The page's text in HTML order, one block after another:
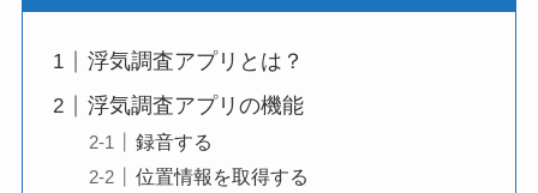
浮気調査アプリとは？
浮気調査アプリの機能
録音する
位置情報を取得する